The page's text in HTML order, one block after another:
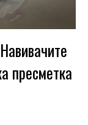
пресметка